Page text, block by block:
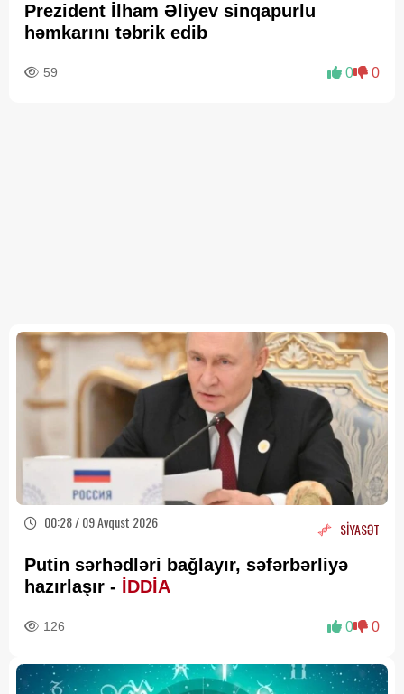
Prezident İlham Əliyev sinqapurlu
həmkarını təbrik edib
59 0 0
00:28 / 09 Avqust 2026 SİYASƏT
Putin sərhədləri bağlayır, səfərbərliyə
hazırlaşır - İDDİA
126 0 0